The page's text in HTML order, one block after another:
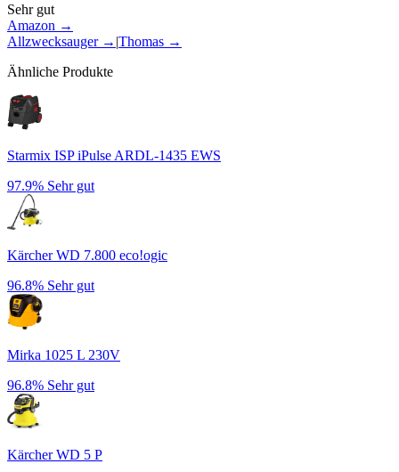
Sehr gut
Amazon →
Allzwecksauger→ |Thomas →
Ähnliche Produkte
Starmix ISP iPulse ARDL-1435 EWS
97.9% Sehr gut
Kärcher WD 7.800 eco!ogic
96.8% Sehr gut
Mirka 1025 L 230V
96.8% Sehr gut
Kärcher WD 5 P